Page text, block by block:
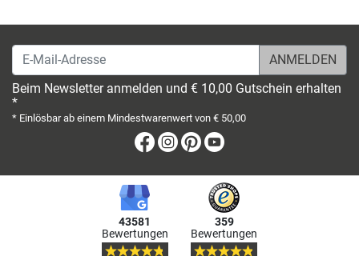
E-Mail-Adresse
Beim Newsletter anmelden und € 10,00 Gutschein erhalten
*
* Einlösbar ab einem Mindestwarenwert von € 50,00
Facebook
Instagram
Pinterest
43581
Bewertungen
359
Bewertungen